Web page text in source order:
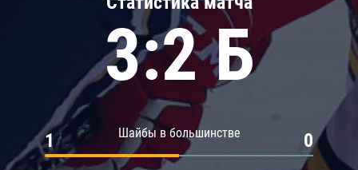
3:2 Б
Шайбы в большинстве
1 0